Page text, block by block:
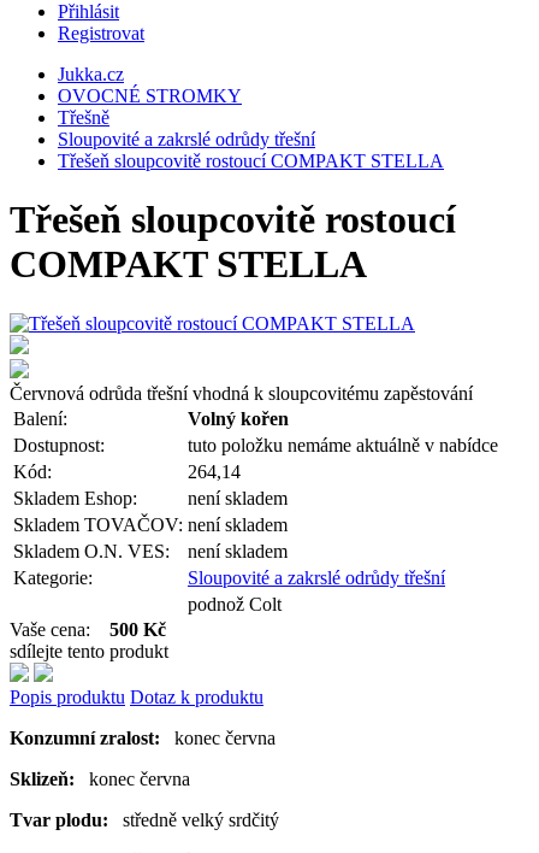
Přihlásit
Registrovat
Jukka.cz
OVOCNÉ STROMKY
Třešně
Sloupovité a zakrslé odrůdy třešní
Třešeň sloupcovitě rostoucí COMPAKT STELLA
Třešeň sloupcovitě rostoucí
COMPAKT STELLA
Červnová odrůda třešní vhodná k sloupcovitému zapěstování
Balení:
Volný kořen
Dostupnost:
tuto položku nemáme aktuálně v nabídce
Kód:
264,14
Skladem Eshop:
není skladem
Skladem TOVAČOV: není skladem
Skladem O.N. VES:
není skladem
Kategorie:
Sloupovité a zakrslé odrůdy třešní
podnož Colt
Vaše cena: 500 Kč
sdílejte tento produkt
Popis produktu Dotaz k produktu
Konzumní zralost: konec června
Sklizeň: konec června
Tvar plodu: středně velký srdčitý